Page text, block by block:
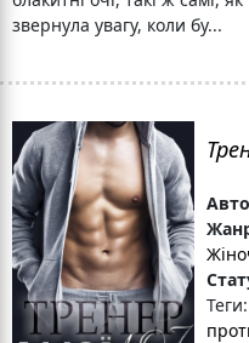
звернула увагу, коли бу...
Теги: